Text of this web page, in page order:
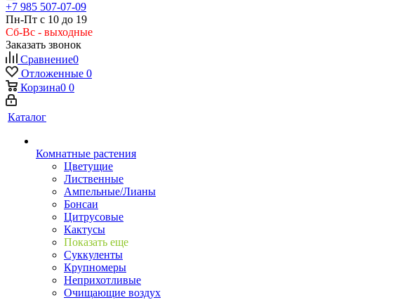
+7 985 507-07-09
Пн-Пт с 10 до 19
Сб-Вс - выходные
Заказать звонок
Сравнение0
Отложенные 0
Корзина0 0
Каталог
Комнатные растения
Цветущие
Лиственные
Ампельные/Лианы
Бонсаи
Цитрусовые
Кактусы
Показать еще
Суккуленты
Крупномеры
Неприхотливые
Очищающие воздух